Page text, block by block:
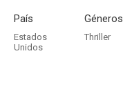
País
Estados
Unidos
Géneros
Thriller